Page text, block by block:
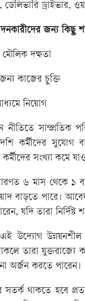
ডেলিভারি ড্রাইভার,
জন্য কিছু
মৌলিক দক্ষতা
জন্য কাজের চুক্তি
নিয়োগ
নীতিতে সাম্প্রতিক
কর্মীদের সুযোগ
সংখ্যা কমে
৬ মাস থেকে ১
বাড়তে পারে।
যদি তারা নির্দিষ্ট
এই উদ্যোগ
তারা
অর্জন করতে পারেন।
থাকতে হবে